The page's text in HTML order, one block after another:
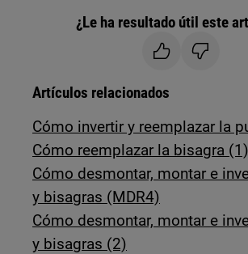
¿Le ha resultado útil este
Artículos relacionados
Cómo invertir y reemplazar la
Cómo reemplazar la bisagra (1)
Cómo desmontar, montar e
y bisagras (MDR4)
Cómo desmontar, montar e
y bisagras (2)